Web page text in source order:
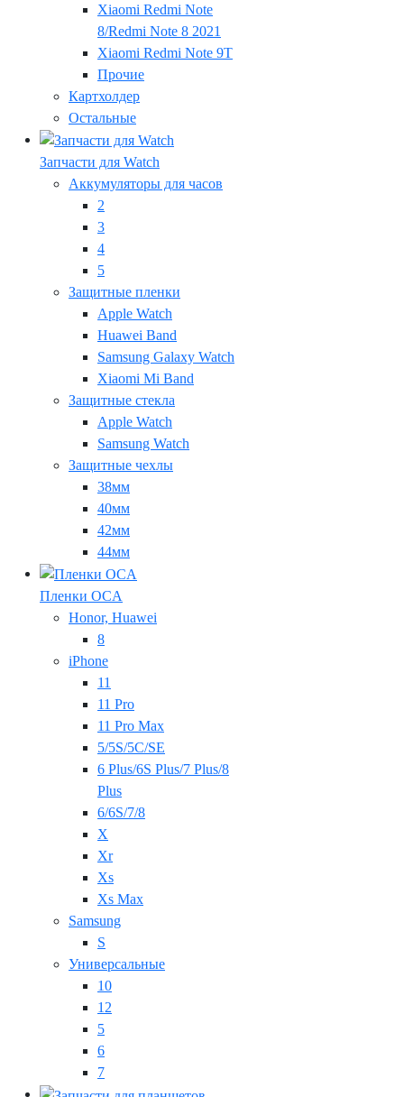
Xiaomi Redmi Note
8/Redmi Note 8 2021
Xiaomi Redmi Note 9T
Прочие
Картхолдер
Остальные
Запчасти для Watch
Аккумуляторы для часов
2
3
4
5
Защитные пленки
Apple Watch
Huawei Band
Samsung Galaxy Watch
Xiaomi Mi Band
Защитные стекла
Apple Watch
Samsung Watch
Защитные чехлы
38мм
40мм
42мм
44мм
Пленки OCA
Honor, Huawei
8
iPhone
11
11 Pro
11 Pro Max
5/5S/5C/SE
6 Plus/6S Plus/7 Plus/8
Plus
6/6S/7/8
X
Xr
Xs
Xs Max
Samsung
S
Универсальные
10
12
5
6
7